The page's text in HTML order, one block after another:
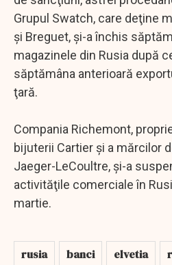
Grupul Swatch, care deţine
şi Breguet, şi-a închis
magazinele din Rusia după
săptămâna anterioară
ţară.
Compania Richemont,
bijuterii Cartier şi a mărcilor
Jaeger-LeCoultre, şi-a
activităţile comerciale în
martie.
rusia banci elvetia